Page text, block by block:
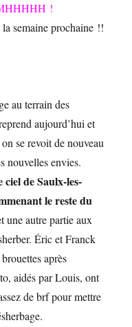
!
semaine prochaine !!
au terrain des
aujourd’hui et
se revoit de nouveau
nouvelles envies.
ciel de Saulx-les-
le reste du
une autre partie aux
Éric et Franck
après
aidés par Louis, ont
de brf pour mettre